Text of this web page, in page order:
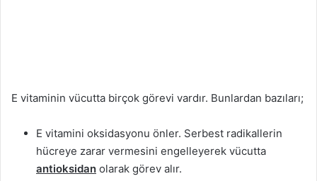
E vitaminin vücutta birçok görevi vardır. Bunlardan bazıları;
E vitamini oksidasyonu önler. Serbest radikallerin
hücreye zarar vermesini engelleyerek vücutta
antioksidan olarak görev alır.